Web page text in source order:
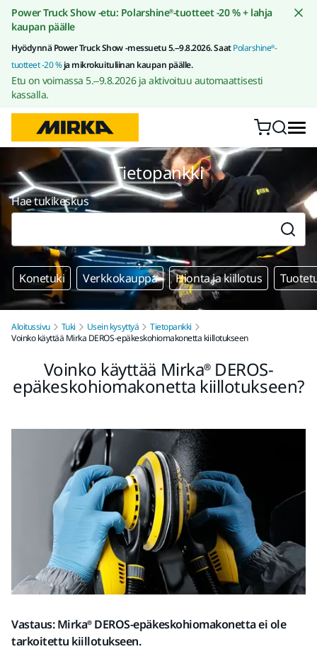
Siirry sisältöön
Power Truck Show -etu: Polarshine®-tuotteet -20 % + lahja
kaupan päälle
Hyödynnä Power Truck Show -messuetu 5.–9.8.2026. SaatPolarshine®-
tuotteet -20 %ja mikrokuituliinan kaupan päälle.
Etu on voimassa 5.–9.8.2026 ja aktivoituu automaattisesti
kassalla.
Tietopankki
Hae tukikeskus
Konetuki Verkkokauppa Hionta ja kiillotus
Aloitussivu Tuki Usein kysyttyä
Tietopankki
Voinko käyttää Mirka DEROS-epäkeskohiomakonetta kiillotukseen
Voinko käyttää Mirka® DEROS-
epäkeskohiomakonetta kiillotukseen?
Vastaus: Mirka® DEROS-epäkeskohiomakonetta ei ole
tarkoitettu kiillotukseen.